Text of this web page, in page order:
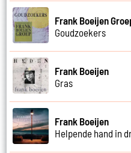
Frank Boeijen
Goudzoekers
Frank Boeijen
Gras
Frank Boeijen
Helpende hand in